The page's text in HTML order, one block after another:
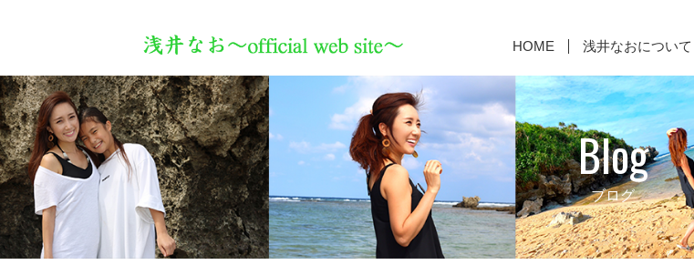
HOME 浅井なおについて
ラスト‼️‼️
応用？センス？が絶対必要
しょ⁉️ ”ほうき🧹とチリト
の話”
暫くぶりの週報一気にいきま
す🫡
先週の週報👏素晴らしい🙌
Blog
ブログ